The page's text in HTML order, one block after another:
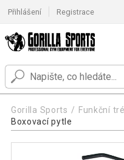
Přihlášení Registrace
Gorilla Sports Funkční
Boxovací pytle